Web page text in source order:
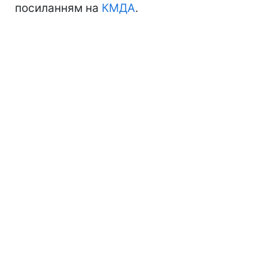
посиланням на КМДА.